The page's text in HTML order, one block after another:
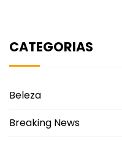
CATEGORIAS
Beleza
Breaking News